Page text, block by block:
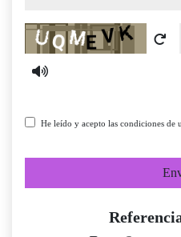
Captcha
He leído y acepto las condiciones de